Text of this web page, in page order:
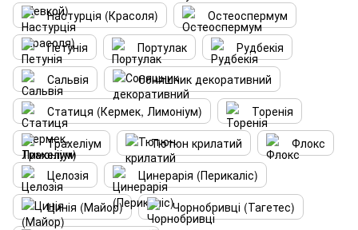
Настурція (Красоля)
Остеоспермум
Петунія
Портулак
Рудбекія
Сальвія
Соняшник декоративний
Статиця (Кермек, Лимоніум)
Торенія
Трахеліум
Тютюн крилатий
Флокс
Целозія
Цинерарія (Перикаліс)
Цинія (Майор)
Чорнобривці (Тагетес)